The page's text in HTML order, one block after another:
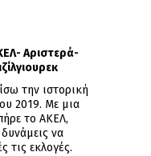
Αριστερά-
την ιστορική
2019. Με μια
το ΑΚΕΛ,
να
τις εκλογές.